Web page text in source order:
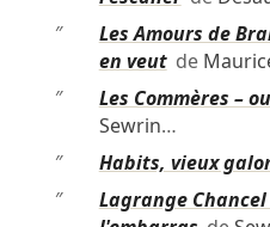
″
Les Amours de
en veutde
″
Les Commères –
Sewrin…
″
Habits, vieux
″
Lagrange